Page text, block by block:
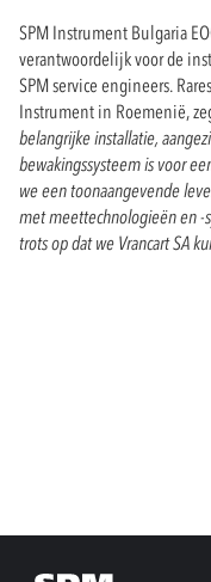
SPM Instrument Bulgaria
verantwoordelijk voor de
SPM service engineers.
Instrument in Roemenië,
belangrijke installatie,
bewakingssysteem is voor
we een toonaangevende
met meettechnologieën en -
trots op dat we Vrancart SA